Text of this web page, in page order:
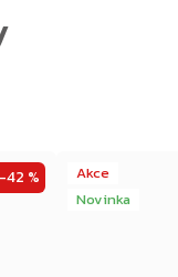
%
Akce
Novinka